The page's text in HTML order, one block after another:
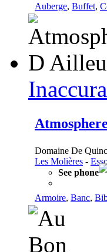
Auberge, Buffet,
Domaine De
Les Molières -
See phone
Armoire, Banc,